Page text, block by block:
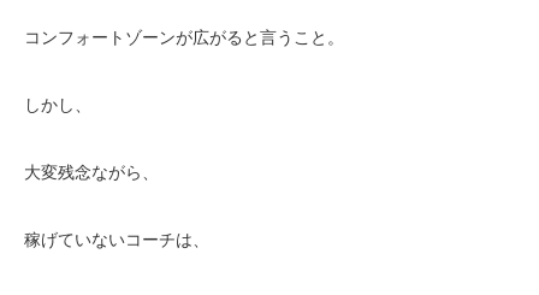
コンフォートゾーンが広がると言うこと。
しかし、
大変残念ながら、
稼げていないコーチは、